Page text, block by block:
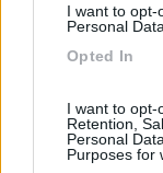
I want to opt-
Personal
Opted In
I want to opt-
Retention,
Personal
Purposes for
Area di sosta
altro PS in
Greve in Chianti (FI)